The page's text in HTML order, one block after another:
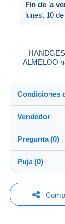
Fin de la
lunes, 10
ALMELOO
Condiciones
Destino:
Ver la lista
Entrega
Sí
Envío
Gastos:
Vendedor
Pregunta (0)
Para
Puja (0)
La
oferta